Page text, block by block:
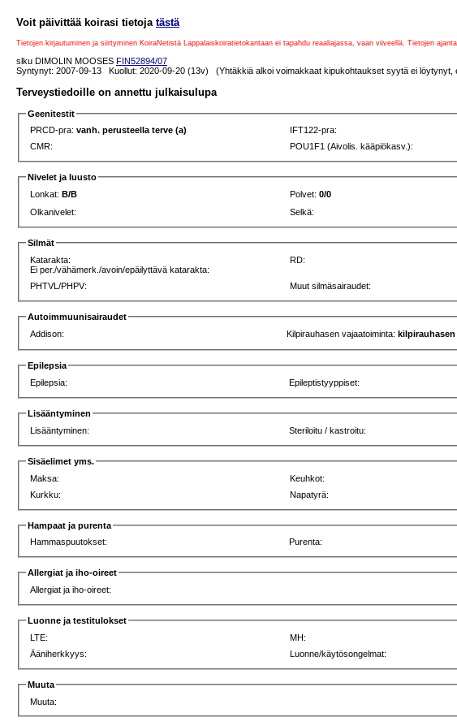
Voit päivittää koirasi tietoja tästä
Tietojen kirjautuminen ja siirtyminen KoiraNetistä Lappalaiskoiratietokantaan ei tapahdu reaaliajassa, vaan viiveellä. Tietojen
slku DIMOLIN MOOSES FIN52894/07
Syntynyt: 2007-09-13 Kuollut: 2020-09-20 (13v) (Yhtäkkiä alkoi voimakkaat kipukohtaukset syytä ei
Terveystiedoille on annettu julkaisulupa
Geenitestit
PRCD-pra:vanh. perusteella terve (a) IFT122-pra:
CMR:
POU1F1 (Aivolis. kääpiökasv.):
Nivelet ja luusto
Lonkat:B/B Polvet:0/0
Olkanivelet:
Selkä:
Silmät
Katarakta:
Ei per./vähämerk./avoin/epäilyttävä katarakta:
RD:
PHTVL/PHPV: Muut silmäsairaudet:
Autoimmuunisairaudet
Addison:
Kilpirauhasen vajaatoiminta:
Epilepsia
Epilepsia:
Epileptistyyppiset:
Lisääntyminen
Lisääntyminen:
Steriloitu / kastroitu:
Sisäelimet yms.
Maksa:
Keuhkot:
Kurkku:
Napatyrä:
Hampaat ja purenta
Hammaspuutokset:
Purenta:
Allergiat ja iho-oireet
Allergiat ja iho-oireet:
Luonne ja testitulokset
LTE:
MH:
Ääniherkkyys:
Luonne/käytösongelmat:
Muuta
Muuta: